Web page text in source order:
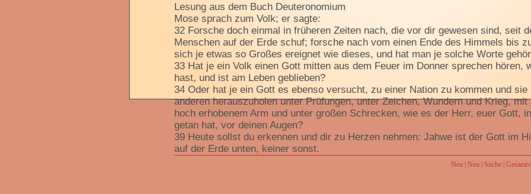
Lesung aus dem Buch Deuteronomium
Mose sprach zum Volk; er sagte:
32 Forsche doch einmal in früheren Zeiten nach, die vor dir gewesen sind, seit
Menschen auf der Erde schuf; forsche nach vom einen Ende des Himmels bis
sich je etwas so Großes ereignet wie dieses, und hat man je solche Worte
33 Hat je ein Volk einen Gott mitten aus dem Feuer im Donner sprechen hören,
hast, und ist am Leben geblieben?
34 Oder hat je ein Gott es ebenso versucht, zu einer Nation zu kommen und
anderen herauszuholen unter Prüfungen, unter Zeichen, Wundern und Krieg,
hoch erhobenem Arm und unter großen Schrecken, wie es der Herr, euer Gott,
getan hat, vor deinen Augen?
39 Heute sollst du erkennen und dir zu Herzen nehmen: Jahwe ist der Gott im
auf der Erde unten, keiner sonst.
40 Daher sollst du auf seine Gesetze und seine Gebote, auf die ich dich heute
damit es dir und später deinen Nachkommen gut geht und du lange lebst in dem
Neu | Neu | Suche |